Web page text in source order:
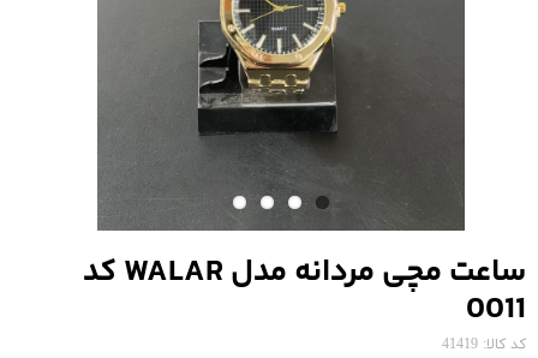
ساعت مچی مردانه مدل WALAR کد
0011
کد کالا: 41419